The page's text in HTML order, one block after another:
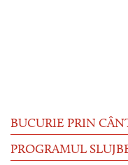
BUCURIE PRIN
PROGRAMUL